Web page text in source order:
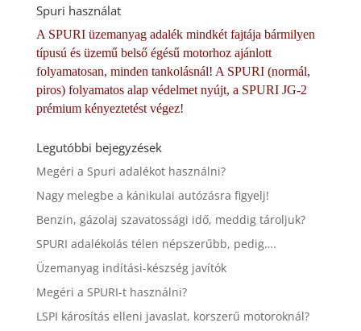
Spuri használat
A SPURI üzemanyag adalék mindkét fajtája bármilyen
típusú és üzemű belső égésű motorhoz ajánlott
folyamatosan, minden tankolásnál! A SPURI (normál,
piros) folyamatos alap védelmet nyújt, a SPURI JG-2
prémium kényeztetést végez!
Legutóbbi bejegyzések
Megéri a Spuri adalékot használni?
Nagy melegbe a kánikulai autózásra figyelj!
Benzin, gázolaj szavatossági idő, meddig tároljuk?
SPURI adalékolás télen népszerűbb, pedig….
Üzemanyag indítási-készség javítók
Megéri a SPURI-t használni?
LSPI károsítás elleni javaslat, korszerű motoroknál?